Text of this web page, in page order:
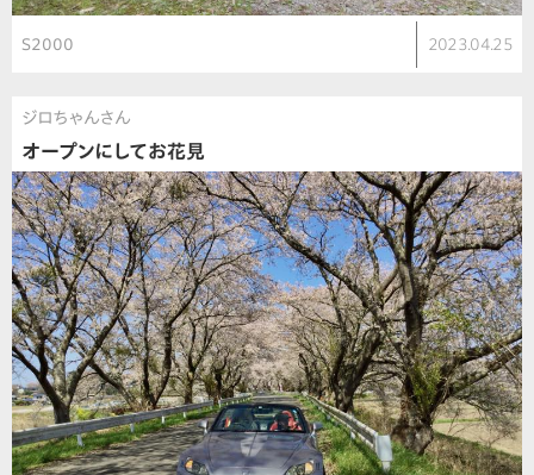
S2000 2023.04.25
ジロちゃんさん
オープンにしてお花見